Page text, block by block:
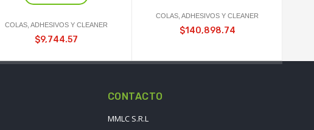
COLAS, ADHESIVOS Y CLEANER
$9,744.57
COLAS, ADHESIVOS Y CLEANER
$140,898.74
CONTACTO
MMLC S.R.L